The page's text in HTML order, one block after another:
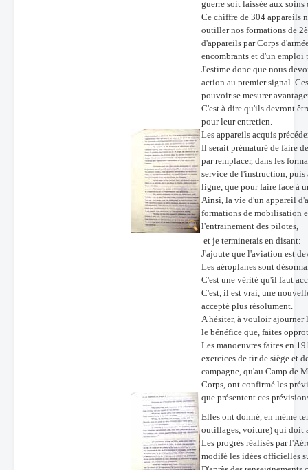
guerre soit laissée aux
Ce chiffre de 304 appareils
outiller nos formations de
d'appareils par Corps
encombrants et d'un emploi
J'estime donc que nous
action au premier signal.
pouvoir se mesurer
C'est à dire qu'ils devront
pour leur entretien.
Les appareils acquis
Il serait prématuré de faire
par remplacer, dans les
service de l'instruction, puis
ligne, que pour faire face à
Ainsi, la vie d'un appareil
formations de mobilisation
l'entrainement des pilotes,
et je terminerais en disant:
J'ajoute que l'aviation est
Les aéroplanes sont
C'est une vérité qu'il faut
C'est, il est vrai, une
accepté plus résolument.
A hésiter, à vouloir ajourner
le bénéfice que, faites
Les manoeuvres faites en
exercices de tir de siège et
campagne, qu'au Camp de
Corps, ont confirmé les
que présentent ces
Elles ont donné, en même
outillages, voiture) qui doit
Les progrès réalisés par
modifé les idées officielles